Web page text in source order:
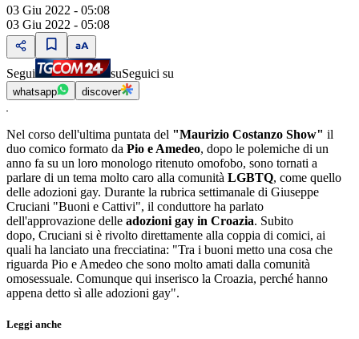
03 Giu 2022 - 05:08
03 Giu 2022 - 05:08
Segui suSeguici su
whatsapp discover
Nel corso dell'ultima puntata del "Maurizio Costanzo Show" il
duo comico formato da Pio e Amedeo, dopo le polemiche di un
anno fa su un loro monologo ritenuto omofobo, sono tornati a
parlare di un tema molto caro alla comunità LGBTQ, come quello
delle adozioni gay. Durante la rubrica settimanale di Giuseppe
Cruciani "Buoni e Cattivi", il conduttore ha parlato
dell'approvazione delle adozioni gay in Croazia. Subito
dopo, Cruciani si è rivolto direttamente alla coppia di comici, ai
quali ha lanciato una frecciatina: "Tra i buoni metto una cosa che
riguarda Pio e Amedeo che sono molto amati dalla comunità
omosessuale. Comunque qui inserisco la Croazia, perché hanno
appena detto sì alle adozioni gay".
Leggi anche